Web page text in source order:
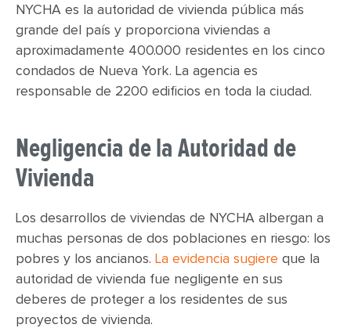
NYCHA es la autoridad de vivienda pública más
grande del país y proporciona viviendas a
aproximadamente 400.000 residentes en los cinco
condados de Nueva York. La agencia es
responsable de 2200 edificios en toda la ciudad.
Negligencia de la Autoridad de
Vivienda
Los desarrollos de viviendas de NYCHA albergan a
muchas personas de dos poblaciones en riesgo: los
pobres y los ancianos. La evidencia sugiere que la
autoridad de vivienda fue negligente en sus
deberes de proteger a los residentes de sus
proyectos de vivienda.